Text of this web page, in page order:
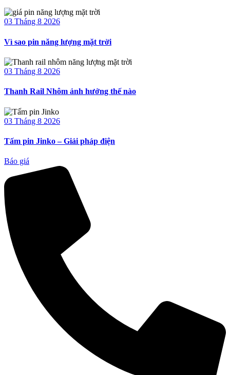
03 Tháng 8 2026
Vì sao pin năng lượng mặt trời
03 Tháng 8 2026
Thanh Rail Nhôm ảnh hưởng thế nào
03 Tháng 8 2026
Tấm pin Jinko – Giải pháp điện
Báo giá